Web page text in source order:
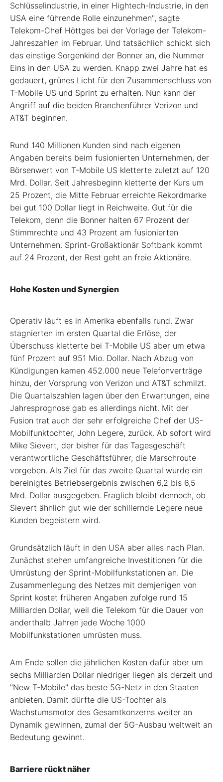
Kontakt
Schlüsselindustrie, in einer Hightech-Industrie, in den
USA eine führende Rolle einzunehmen", sagte
Telekom-Chef Höttges bei der Vorlage der Telekom-
Jahreszahlen im Februar. Und tatsächlich schickt sich
das einstige Sorgenkind der Bonner an, die Nummer
Eins in den USA zu werden. Knapp zwei Jahre hat es
gedauert, grünes Licht für den Zusammenschluss von
T-Mobile US und Sprint zu erhalten. Nun kann der
Angriff auf die beiden Branchenführer Verizon und
AT&T beginnen.
Rund 140 Millionen Kunden sind nach eigenen
Angaben bereits beim fusionierten Unternehmen, der
Börsenwert von T-Mobile US kletterte zuletzt auf 120
Mrd. Dollar. Seit Jahresbeginn kletterte der Kurs um
25 Prozent, die Mitte Februar erreichte Rekordmarke
bei gut 100 Dollar liegt in Reichweite. Gut für die
Telekom, denn die Bonner halten 67 Prozent der
Stimmrechte und 43 Prozent am fusionierten
Unternehmen. Sprint-Großaktionär Softbank kommt
auf 24 Prozent, der Rest geht an freie Aktionäre.
Hohe Kosten und Synergien
Operativ läuft es in Amerika ebenfalls rund. Zwar
stagnierten im ersten Quartal die Erlöse, der
Überschuss kletterte bei T-Mobile US aber um etwa
fünf Prozent auf 951 Mio. Dollar. Nach Abzug von
Kündigungen kamen 452.000 neue Telefonverträge
hinzu, der Vorsprung von Verizon und AT&T schmilzt.
Die Quartalszahlen lagen über den Erwartungen, eine
Jahresprognose gab es allerdings nicht. Mit der
Fusion trat auch der sehr erfolgreiche Chef der US-
Mobilfunktochter, John Legere, zurück. Ab sofort wird
Mike Sievert, der bisher für das Tagesgeschäft
verantwortliche Geschäftsführer, die Marschroute
vorgeben. Als Ziel für das zweite Quartal wurde ein
bereinigtes Betriebsergebnis zwischen 6,2 bis 6,5
Mrd. Dollar ausgegeben. Fraglich bleibt dennoch, ob
Sievert ähnlich gut wie der schillernde Legere neue
Kunden begeistern wird.
Grundsätzlich läuft in den USA aber alles nach Plan.
Zunächst stehen umfangreiche Investitionen für die
Umrüstung der Sprint-Mobilfunkstationen an. Die
Zusammenlegung des Netzes mit demjenigen von
Sprint kostet früheren Angaben zufolge rund 15
Milliarden Dollar, weil die Telekom für die Dauer von
anderthalb Jahren jede Woche 1000
Mobilfunkstationen umrüsten muss.
Am Ende sollen die jährlichen Kosten dafür aber um
sechs Milliarden Dollar niedriger liegen als derzeit und
"New T-Mobile" das beste 5G-Netz in den Staaten
anbieten. Damit dürfte die US-Tochter als
Wachstumsmotor des Gesamtkonzerns weiter an
Dynamik gewinnen, zumal der 5G-Ausbau weltweit an
Bedeutung gewinnt.
Barriere rückt näher